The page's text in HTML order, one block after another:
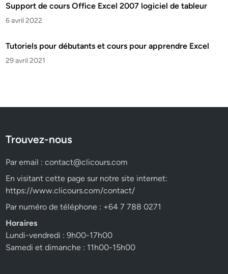
Support de cours Office Excel 2007 logiciel de tableur
6 avril 2022
Tutoriels pour débutants et cours pour apprendre Excel
29 avril 2021
Trouvez-nous
Par email :contact@clicours.com
En visitant cette page sur notre site internet:
https://www.clicours.com/contact/
Par numéro de téléphone : +64 7 788 0271
Horaires
Lundi-vendredi : 9h00-17h00
Samedi et dimanche : 11h00-15h00